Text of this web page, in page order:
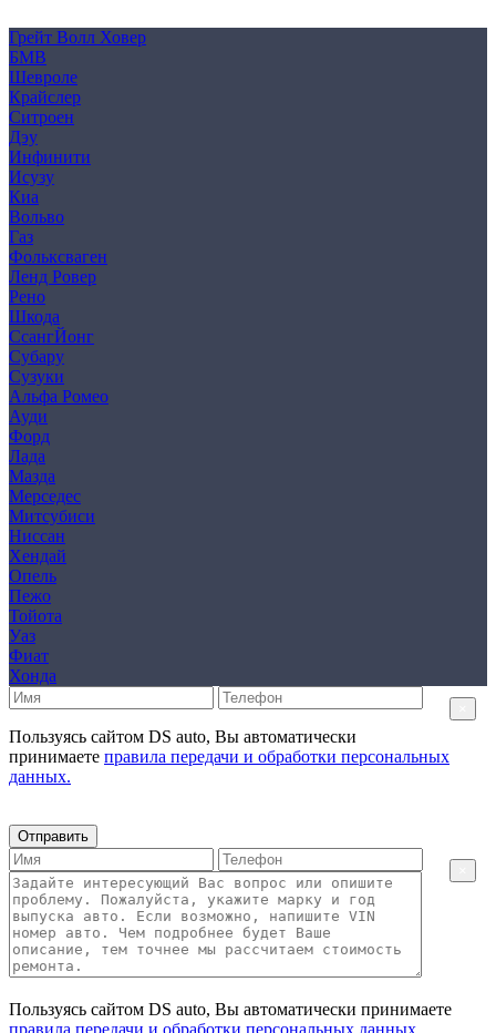
Грейт Волл Ховер
БМВ
Шевроле
Крайслер
Ситроен
Дэу
Инфинити
Исузу
Киа
Вольво
Газ
Фольксваген
Ленд Ровер
Рено
Шкода
СсангЙонг
Субару
Сузуки
Альфа Ромео
Ауди
Форд
Лада
Мазда
Мерседес
Митсубиси
Ниссан
Хендай
Опель
Пежо
Тойота
Уаз
Фиат
Хонда
Пользуясь сайтом DS auto, Вы автоматически
принимаете правила передачи и обработки персональных
данных.
Отправить
Пользуясь сайтом DS auto, Вы автоматически принимаете
правила передачи и обработки персональных данных.